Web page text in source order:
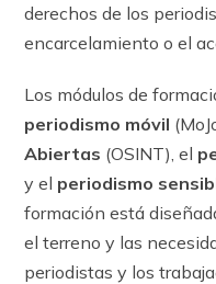
derechos de los
encarcelamiento o el
Los módulos de
periodismo móvil
Abiertas (OSINT), el
y el periodismo
formación está
el terreno y las
periodistas y los